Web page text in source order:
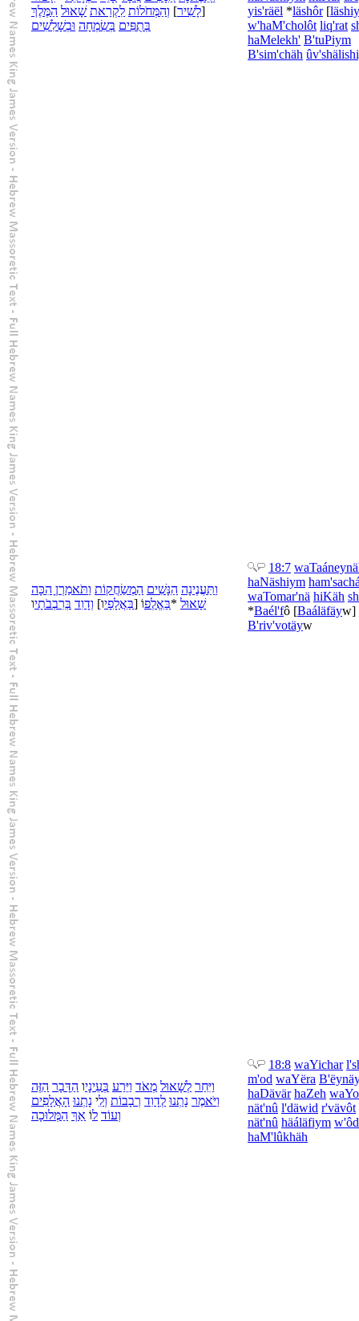
[לָשִׁיר] וְהַמְּחֹלוֹת לִקְרַאת שָׁאוּל הַמֶּלֶךְ
בְּתֻפִּים בְּשִׂמְחָה וּבְשָׁלִשִׁים
yis'räël *läshôr[lä
w'haM'cholôt liq'rat
haMelekh' B'tuPiym
B'sim'chäh ûv'
וַתַּעֲנֶינָה הַנָּשִׁים הַמְשַׂחֲקוֹת וַתֹּאמַרְןָ הִכָּה
שָׁאוּל *בַּאֱלְפוֹ [בַּאֲלָפָיו] וְדָוִד בְּרִבְבֹתָיו
18:7 wa
haNäshiym ha
waTomar'nä hiKäh
*Baél'fô [Baáläfäyw]
B'riv'votäyw
וַיִּחַר לְשָׁאוּל מְאֹד וַיֵּרַע בְּעֵינָיו הַדָּבָר הַזֶּה
וַיֹּאמֶר נָתְנוּ לְדָוִד רְבָבוֹת וְלִי נָתְנוּ הָאֲלָפִים
וְעוֹד לוֹ אַךְ הַמְּלוּכָה
18:8 waYichar l'
m'od waYëra B'
haDävär haZeh wa
nät'nû l'däwid r'vävôt
nät'nû häáläfiym w'ôd
haM'lûkhäh